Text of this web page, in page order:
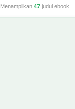
Menampilkan 47judul ebook